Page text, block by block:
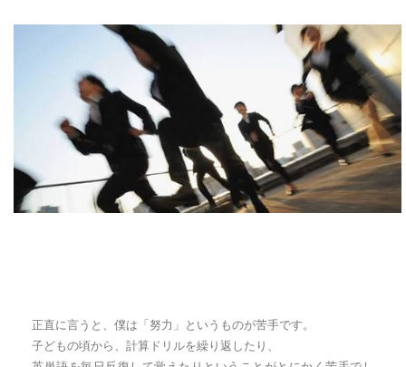
正直に言うと、僕は「努力」というものが苦手です。
子どもの頃から、計算ドリルを繰り返したり、